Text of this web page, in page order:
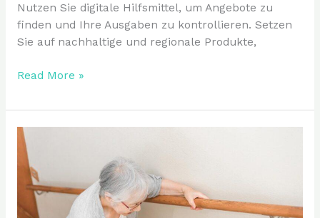
Nutzen Sie digitale Hilfsmittel, um Angebote zu
finden und Ihre Ausgaben zu kontrollieren. Setzen
Sie auf nachhaltige und regionale Produkte,
Read More »
Altersgerechtes
Wohnen:
Tipps
für